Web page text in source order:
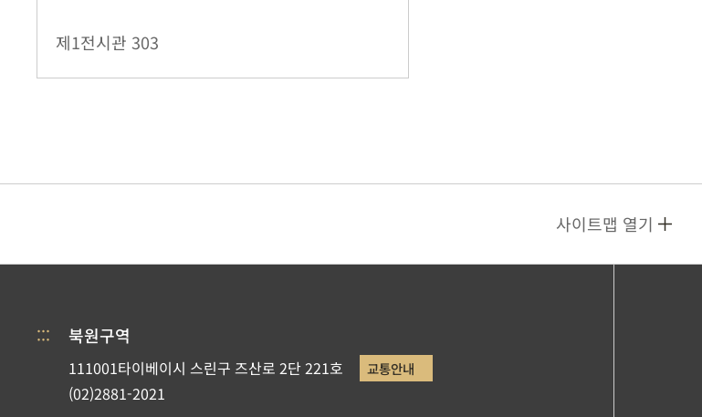
제1전시관 303
사이트맵 열기
::: 북원구역
111001타이베이시 스린구 즈산로 2단 221호 교통안내
(02)2881-2021